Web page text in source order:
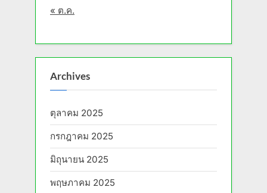
« ต.ค.
Archives
ตุลาคม 2025
กรกฎาคม 2025
มิถุนายน 2025
พฤษภาคม 2025